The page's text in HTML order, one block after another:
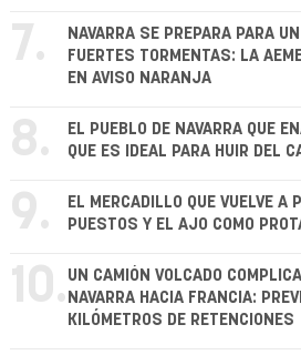
7.
NAVARRA SE PREPARA PARA
FUERTES TORMENTAS: LA
EN AVISO NARANJA
8.
EL PUEBLO DE NAVARRA QUE
QUE ES IDEAL PARA HUIR DEL
9.
EL MERCADILLO QUE VUELVE A
PUESTOS Y EL AJO COMO
10. UN CAMIÓN VOLCADO
NAVARRA HACIA FRANCIA:
KILÓMETROS DE RETENCIONES